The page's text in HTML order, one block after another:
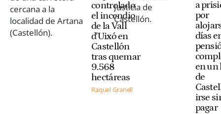
controlado
el incendio
de la Vall
d'Uixó en
Castellón
tras quemar
9.568
hectáreas
Raquel Granell
a
por
días
en un
de
irse
pagar